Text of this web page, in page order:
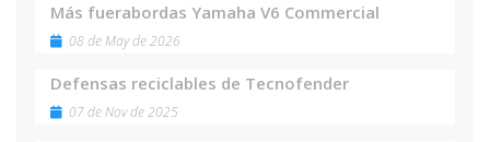
Más fuerabordas Yamaha V6 Commercial
08 de May de 2026
Defensas reciclables de Tecnofender
07 de Nov de 2025